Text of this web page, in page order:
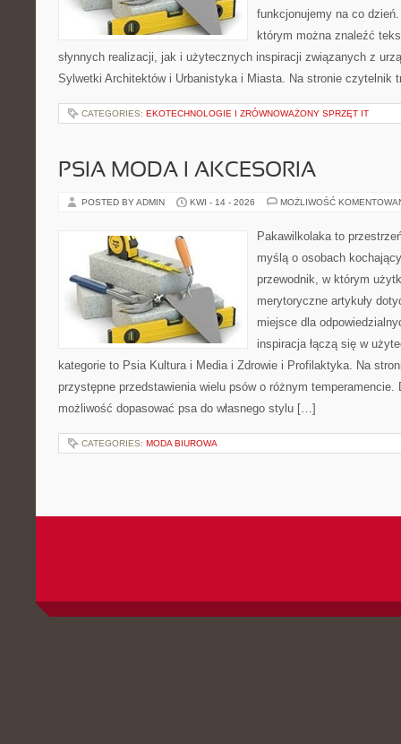
funkcjonujemy na co
którym można znaleźć
słynnych realizacji, jak i użytecznych inspiracji związanych z
Sylwetki Architektów i Urbanistyka i Miasta. Na stronie czytelnik
CATEGORIES: EKOTECHNOLOGIE I ZRÓWNOWAŻONY SPRZĘT IT
PSIA MODA I AKCESORIA
POSTED BY ADMIN KWI - 14 - 2026 MOŻLIWOŚĆ
Pakawilkolaka to
myślą o osobach
przewodnik, w którym
merytoryczne artykuły
miejsce dla
inspiracja łączą się w
kategorie to Psia Kultura i Media i Zdrowie i Profilaktyka. Na
przystępne przedstawienia wielu psów o różnym
możliwość dopasować psa do własnego stylu […]
CATEGORIES: MODA BIUROWA